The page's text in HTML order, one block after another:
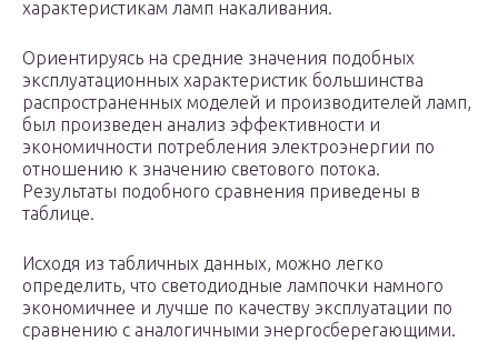
характеристикам ламп накаливания.
Ориентируясь на средние значения подобных
эксплуатационных характеристик большинства
распространенных моделей и производителей ламп,
был произведен анализ эффективности и
экономичности потребления электроэнергии по
отношению к значению светового потока.
Результаты подобного сравнения приведены в
таблице.
Исходя из табличных данных, можно легко
определить, что светодиодные лампочки намного
экономичнее и лучше по качеству эксплуатации по
сравнению с аналогичными энергосберегающими.